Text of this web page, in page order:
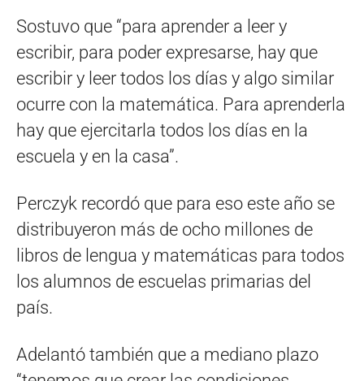
Sostuvo que “para aprender a leer y
escribir, para poder expresarse, hay que
escribir y leer todos los días y algo similar
ocurre con la matemática. Para aprenderla
hay que ejercitarla todos los días en la
escuela y en la casa”.
Perczyk recordó que para eso este año se
distribuyeron más de ocho millones de
libros de lengua y matemáticas para todos
los alumnos de escuelas primarias del
país.
Adelantó también que a mediano plazo